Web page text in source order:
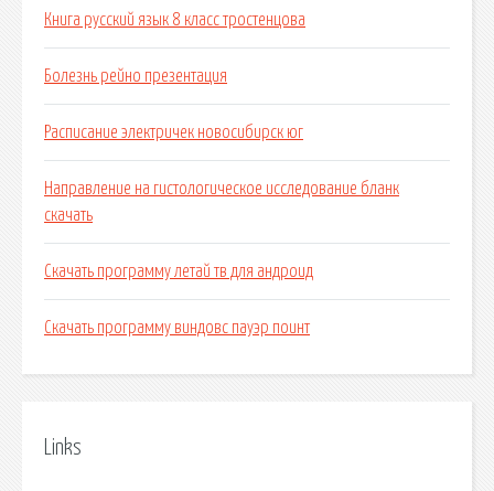
Книга русский язык 8 класс тростенцова
Болезнь рейно презентация
Расписание электричек новосибирск юг
Направление на гистологическое исследование бланк
скачать
Скачать программу летай тв для андроид
Скачать программу виндовс пауэр поинт
Links